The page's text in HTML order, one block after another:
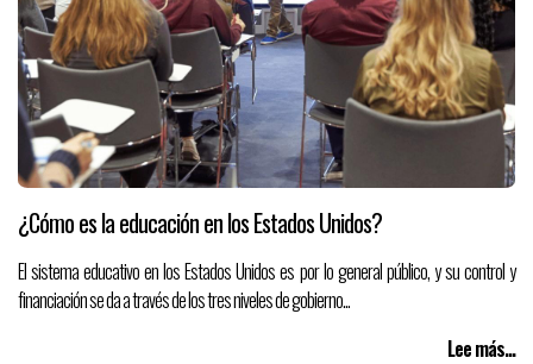
¿Cómo es la educación en los Estados Unidos?
El sistema educativo en los Estados Unidos es por lo general público, y su control y
financiación se da a través de los tres niveles de gobierno...
Lee más...